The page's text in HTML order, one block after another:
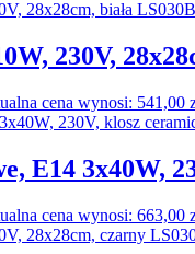
230V,
cena wynosi: 541,00
E14 3x40W,
cena wynosi: 663,00